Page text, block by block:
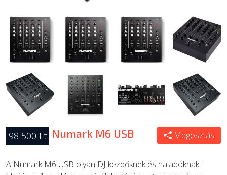
98 500 Ft Numark M6 USB Megosztás
A Numark M6 USB olyan DJ-kezdőknek és haladóknak